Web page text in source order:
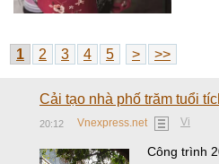
1 2 3 4 5 > >>
Cải tạo nhà phố trăm tuổi
20:12 Vnexpress.net Vi
Công trình